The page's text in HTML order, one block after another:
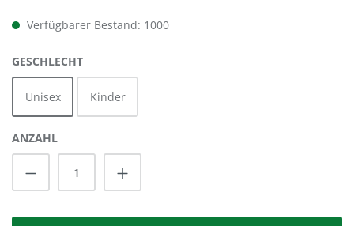
Verfügbarer Bestand: 1000
GESCHLECHTAUSWÄHLEN
Unisex Kinder
ANZAHL
Produkt Anzahl: Gib den gewünschten